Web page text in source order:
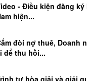
- Điều kiện đăng
hiện...
đòi nợ thuê, Doanh
để thu hồi...
tự hòa giải và giải